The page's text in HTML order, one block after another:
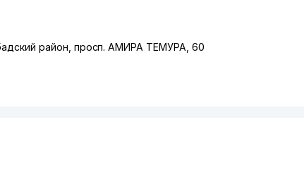
район просп. АМИРА ТЕМУРА , 60